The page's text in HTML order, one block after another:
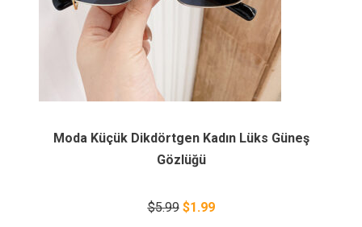
Moda Küçük Dikdörtgen Kadın Lüks Güneş
Gözlüğü
$5.99 $1.99